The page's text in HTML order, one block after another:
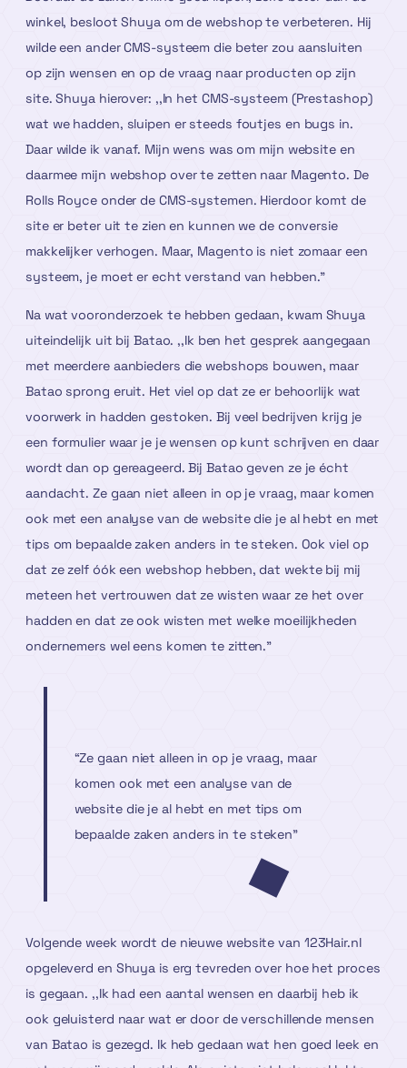
winkel, besloot Shuya om de webshop te verbeteren. Hij
wilde een ander CMS-systeem die beter zou aansluiten
op zijn wensen en op de vraag naar producten op zijn
site. Shuya hierover: ,,In het CMS-systeem (Prestashop)
wat we hadden, sluipen er steeds foutjes en bugs in.
Daar wilde ik vanaf. Mijn wens was om mijn website en
daarmee mijn webshop over te zetten naar Magento. De
Rolls Royce onder de CMS-systemen. Hierdoor komt de
site er beter uit te zien en kunnen we de conversie
makkelijker verhogen. Maar, Magento is niet zomaar een
systeem, je moet er echt verstand van hebben.”
Na wat vooronderzoek te hebben gedaan, kwam Shuya
uiteindelijk uit bij Batao. ,,Ik ben het gesprek aangegaan
met meerdere aanbieders die webshops bouwen, maar
Batao sprong eruit. Het viel op dat ze er behoorlijk wat
voorwerk in hadden gestoken. Bij veel bedrijven krijg je
een formulier waar je je wensen op kunt schrijven en daar
wordt dan op gereageerd. Bij Batao geven ze je écht
aandacht. Ze gaan niet alleen in op je vraag, maar komen
ook met een analyse van de website die je al hebt en met
tips om bepaalde zaken anders in te steken. Ook viel op
dat ze zelf óók een webshop hebben, dat wekte bij mij
meteen het vertrouwen dat ze wisten waar ze het over
hadden en dat ze ook wisten met welke moeilijkheden
ondernemers wel eens komen te zitten.”
“Ze gaan niet alleen in op je vraag, maar
komen ook met een analyse van de
website die je al hebt en met tips om
bepaalde zaken anders in te steken”
Volgende week wordt de nieuwe website van 123Hair.nl
opgeleverd en Shuya is erg tevreden over hoe het proces
is gegaan. ,,Ik had een aantal wensen en daarbij heb ik
ook geluisterd naar wat er door de verschillende mensen
van Batao is gezegd. Ik heb gedaan wat hen goed leek en